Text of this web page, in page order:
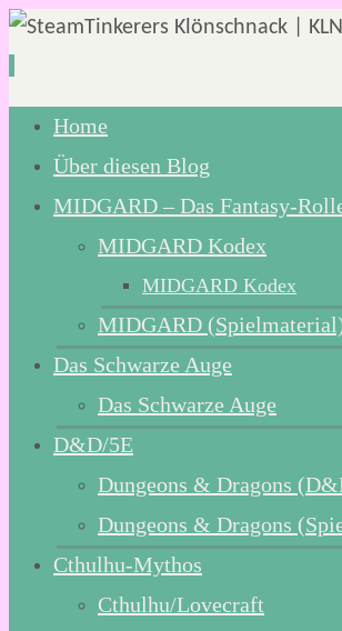
Zum
Inhalt
springen
Home
Über diesen Blog
MIDGARD – Das Fantasy-
MIDGARD Kodex
MIDGARD Kodex
MIDGARD
Das Schwarze Auge
Das Schwarze Auge
D&D/5E
Dungeons & Dragons
Dungeons & Dragons
Cthulhu-Mythos
Cthulhu/Lovecraft